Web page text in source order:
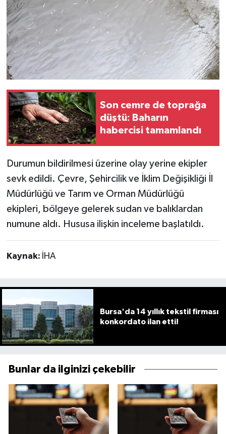
Son cemre de toprağa
düştü: Baharın
habercisi tamamlandı
Durumun bildirilmesi üzerine olay yerine ekipler
sevk edildi. Çevre, Şehircilik ve İklim Değişikliği İl
Müdürlüğü ve Tarım ve Orman Müdürlüğü
ekipleri, bölgeye gelerek sudan ve balıklardan
numune aldı. Hususa ilişkin inceleme başlatıldı.
Kaynak: İHA
Bursa'da 14 yıllık tekstil firması
konkordato ilan etti!
Bunlar da ilginizi çekebilir